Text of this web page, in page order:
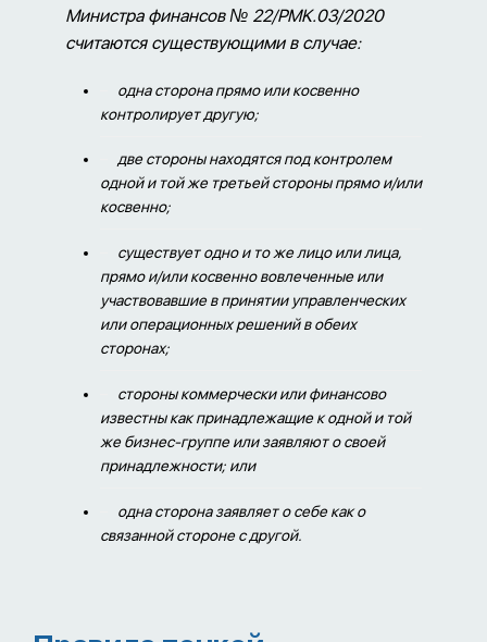
Министра финансов № 22/PMK.03/2020
считаются существующими в случае:
одна сторона прямо или косвенно
контролирует другую;
две стороны находятся под контролем
одной и той же третьей стороны прямо и/или
косвенно;
существует одно и то же лицо или лица,
прямо и/или косвенно вовлеченные или
участвовавшие в принятии управленческих
или операционных решений в обеих
сторонах;
стороны коммерчески или финансово
известны как принадлежащие к одной и той
же бизнес-группе или заявляют о своей
принадлежности; или
одна сторона заявляет о себе как о
связанной стороне с другой.